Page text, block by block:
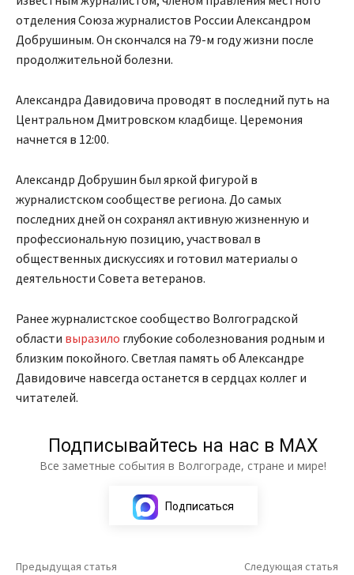
отделения Союза журналистов России Александром
Добрушиным. Он скончался на 79-м году жизни после
продолжительной болезни.
Александра Давидовича проводят в последний путь на
Центральном Дмитровском кладбище. Церемония
начнется в 12:00.
Александр Добрушин был яркой фигурой в
журналистском сообществе региона. До самых
последних дней он сохранял активную жизненную и
профессиональную позицию, участвовал в
общественных дискуссиях и готовил материалы о
деятельности Совета ветеранов.
Ранее журналистское сообщество Волгоградской
области выразило глубокие соболезнования родным и
близким покойного. Светлая память об Александре
Давидовиче навсегда останется в сердцах коллег и
читателей.
Подписывайтесь на нас в МАХ
Все заметные события в Волгограде, стране и мире!
Подписаться
Предыдущая статья Следующая статья